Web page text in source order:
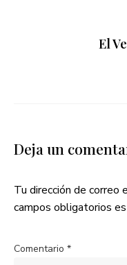
El
Deja un
Tu dirección de correo
campos obligatorios
Comentario *